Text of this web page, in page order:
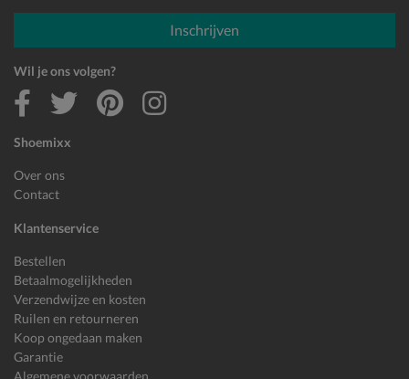
Shoemixx
Over ons
Contact
Klantenservice
Bestellen
Betaalmogelijkheden
Verzendwijze en kosten
Ruilen en retourneren
Koop ongedaan maken
Garantie
E-mailadres
Inschrijven
Wil je ons volgen?